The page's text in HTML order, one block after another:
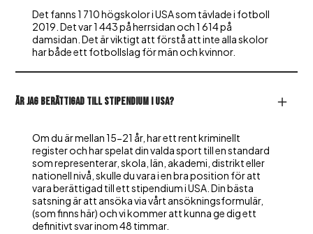
Det fanns 1 710 högskolor i USA som tävlade i fotboll
2019. Det var 1 443 på herrsidan och 1 614 på
damsidan. Det är viktigt att förstå att inte alla skolor
har både ett fotbollslag för män och kvinnor.
Är jag berättigad till stipendium i USA?
Om du är mellan 15-21 år, har ett rent kriminellt
register och har spelat din valda sport till en standard
som representerar, skola, län, akademi, distrikt eller
nationell nivå, skulle du vara i en bra position för att
vara berättigad till ett stipendium i USA. Din bästa
satsning är att ansöka via vårt ansökningsformulär,
(som finns här) och vi kommer att kunna ge dig ett
definitivt svar inom 48 timmar.